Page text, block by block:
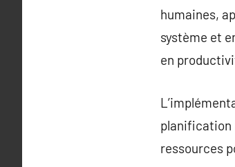
humaines,
système et
en
planification
ressources